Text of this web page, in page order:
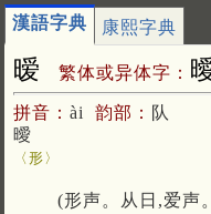
漢語字典 康熙字典
暧 繁体或异体字：
拼音： ài 韵部： 队
曖
〈形〉
(形声。从日,爱声